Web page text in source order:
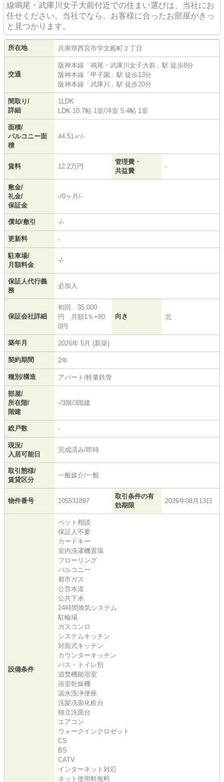
線鳴尾・武庫川女子大前付近での住まい選びは、当社にお
任せください。当社でなら、お客様に合ったお部屋がきっ
と見つかります。
所在地 兵庫県西宮市学文殿町 ２丁目
交通
阪神本線 「 鳴尾・武庫川女子大前 」駅 徒歩8分
阪神本線 「 甲子園 」駅 徒歩13分
阪神本線 「 武庫川 」駅 徒歩20分
間取り/
詳細
1LDK
LDK 10.7帖 1室/洋室 5.4帖 1室
面積/
バルコニー面
積
44.51㎡/-
賃料 12.2万円
管理費・
共益費
-
敷金/
礼金/
保証金
-/0ヶ月/-
償却/敷引 -/-
更新料 -
駐車場/
月額料金
-/-
保証人代行義
務
必加入
保証会社詳細
初回 35,000
円 月額1％+80
0円
向き 北
築年月 2026年 5月 (新築)
契約期間 2年
種別/構造 アパート/軽量鉄骨
部屋/
所在階/
階建
-/3階/3階建
総戸数 -
現況/
入居可能日
完成済み/即時
取引態様/
賃貸区分
一般媒介/一般
物件番号 105531897
取引条件の有
効期限
2026年08月13日
設備条件
ペット相談
保証人不要
カードキー
室内洗濯機置場
フローリング
バルコニー
都市ガス
公営水道
公共下水
24時間換気システム
駐輪場
ガスコンロ
システムキッチン
対面式キッチン
カウンターキッチン
バス・トイレ別
追焚機能浴室
浴室乾燥機
温水洗浄便座
洗髪洗面化粧台
独立洗面台
エアコン
ウォークインクロゼット
CS
BS
CATV
インターネット対応
ネット使用料無料